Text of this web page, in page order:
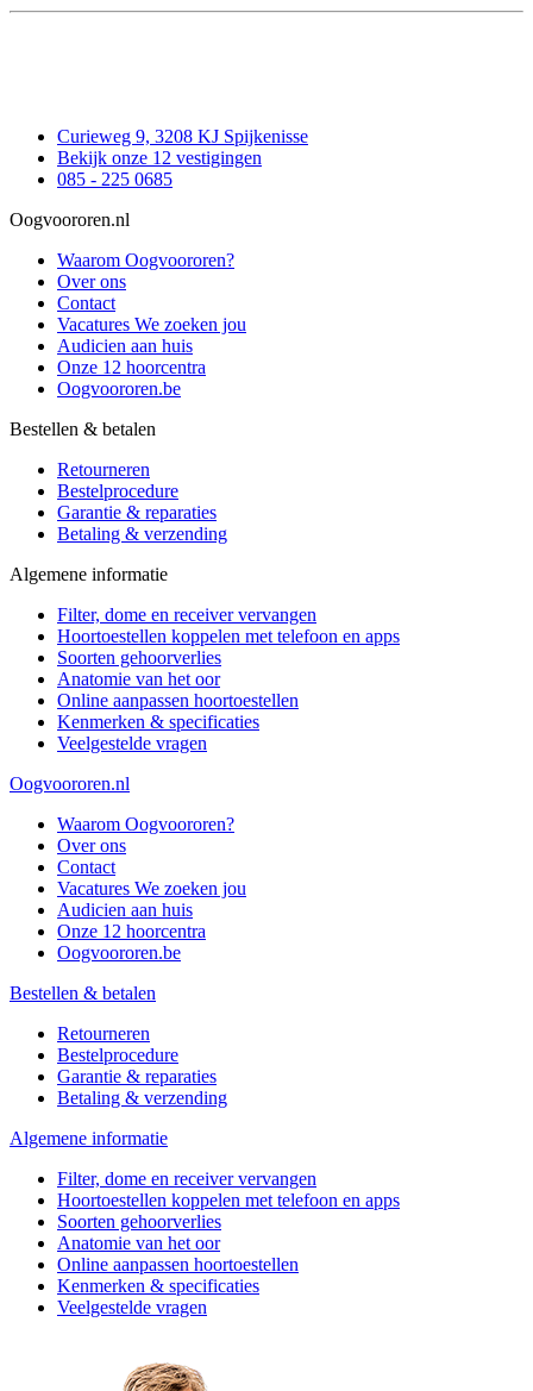
Curieweg 9, 3208 KJ Spijkenisse
Bekijk onze 12 vestigingen
085 - 225 0685
Oogvoororen.nl
Waarom Oogvoororen?
Over ons
Contact
Vacatures We zoeken jou
Audicien aan huis
Onze 12 hoorcentra
Oogvoororen.be
Bestellen & betalen
Retourneren
Bestelprocedure
Garantie & reparaties
Betaling & verzending
Algemene informatie
Filter, dome en receiver vervangen
Hoortoestellen koppelen met telefoon en apps
Soorten gehoorverlies
Anatomie van het oor
Online aanpassen hoortoestellen
Kenmerken & specificaties
Veelgestelde vragen
Oogvoororen.nl
Waarom Oogvoororen?
Over ons
Contact
Vacatures We zoeken jou
Audicien aan huis
Onze 12 hoorcentra
Oogvoororen.be
Bestellen & betalen
Retourneren
Bestelprocedure
Garantie & reparaties
Betaling & verzending
Algemene informatie
Filter, dome en receiver vervangen
Hoortoestellen koppelen met telefoon en apps
Soorten gehoorverlies
Anatomie van het oor
Online aanpassen hoortoestellen
Kenmerken & specificaties
Veelgestelde vragen